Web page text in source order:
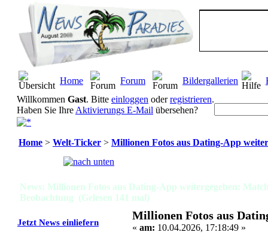
Home Forum Bildergallerien
Willkommen Gast. Bitte einloggen oderregistrieren.
Haben Sie Ihre Aktivierungs E-Mail übersehen?
Home > Welt-Ticker > Millionen Fotos aus Dating-App
News: Millionen Fotos aus Dating-App weitergegeben:
Beobachtung (Gelesen 141 mal)
Jetzt News einliefern
Millionen Fotos aus
« am: 10.04.2026, 17:18:49 »